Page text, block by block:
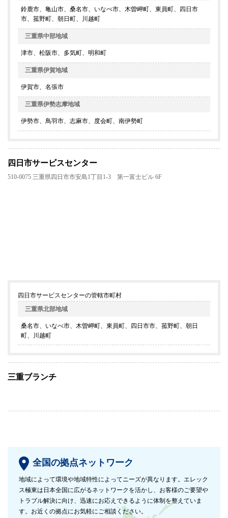
鈴鹿市、亀山市、桑名市、いなべ市、木曽岬町、東員町、四日市
市、菰野町、朝日町、川越町
三重県中部地域
津市、松阪市、多気町、明和町
三重県伊賀地域
伊賀市、名張市
三重県伊勢志摩地域
伊勢市、鳥羽市、志麻市、度会町、南伊勢町
四日市サービスセンター
510-0075 三重県四日市市安島1丁目1-3 第一富士ビル 6F
四日市サービスセンターの管轄市町村
三重県北部地域
桑名市、いなべ市、木曽岬町、東員町、四日市市、菰野町、朝日
町、川越町
三重ブランチ
全国の拠点ネットワーク
地域によって環境や地域特性によってニーズが異なります。エレック
ス極東は日本全国に広がるネットワークを活かし、お客様のご要望や
トラブル解決に向け、迅速にお応えできるように体制を整えていま
す。お近くの拠点にお気軽にご相談ください。